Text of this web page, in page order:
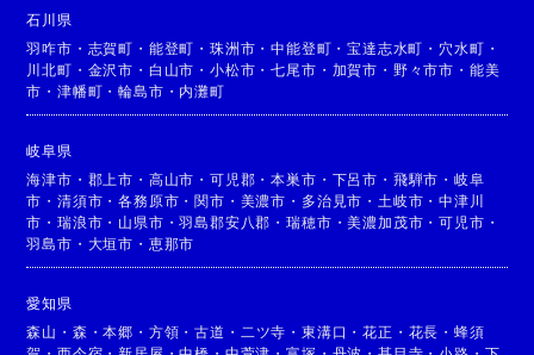
石川県
羽咋市 ・ 志賀町 ・ 能登町 ・珠洲市 ・中能登町 ・宝達志水町 ・ 穴水町 ・
川北町 ・ 金沢市 ・ 白山市 ・小松市 ・七尾市 ・ 加賀市 ・ 野々市市 ・ 能美
市 ・津幡町 ・輪島市 ・ 内灘町
岐阜県
海津市 ・ 郡上市 ・ 高山市 ・可児郡 ・本巣市 ・ 下呂市 ・ 飛騨市 ・ 岐阜
市 ・清須市 ・各務原市 ・関市 ・ 美濃市 ・ 多治見市 ・ 土岐市 ・中津川
市 ・瑞浪市 ・ 山県市 ・羽島郡安八郡 ・瑞穂市 ・美濃加茂市 ・可児市 ・
羽島市 ・ 大垣市 ・ 恵那市
愛知県
森山 ・ 森 ・本郷 ・ 方領 ・古道 ・ 二ツ寺 ・ 東溝口 ・花正 ・ 花長 ・ 蜂須